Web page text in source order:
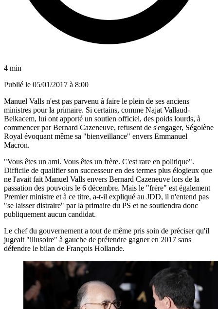
4 min
Publié le 05/01/2017 à 8:00
Manuel Valls n'est pas parvenu à faire le plein de ses anciens
ministres pour la primaire. Si certains, comme Najat Vallaud-
Belkacem, lui ont apporté un soutien officiel, des poids lourds, à
commencer par Bernard Cazeneuve, refusent de s'engager, Ségolène
Royal évoquant même sa "bienveillance" envers Emmanuel
Macron.
"Vous êtes un ami. Vous êtes un frère. C'est rare en politique".
Difficile de qualifier son successeur en des termes plus élogieux que
ne l'avait fait Manuel Valls envers Bernard Cazeneuve lors de la
passation des pouvoirs le 6 décembre. Mais le "frère" est également
Premier ministre et à ce titre, a-t-il expliqué au JDD, il n'entend pas
"se laisser distraire" par la primaire du PS et ne soutiendra donc
publiquement aucun candidat.
Le chef du gouvernement a tout de même pris soin de préciser qu'il
jugeait "illusoire" à gauche de prétendre gagner en 2017 sans
défendre le bilan de François Hollande.